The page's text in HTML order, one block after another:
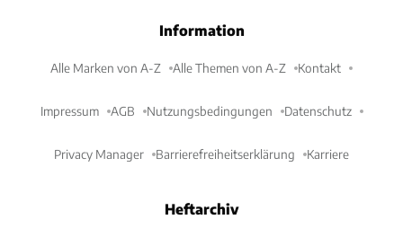
Information
Alle Marken von A-Z Alle Themen von A-Z Kontakt
Impressum AGB Nutzungsbedingungen Datenschutz
Privacy Manager Barrierefreiheitserklärung Karriere
Heftarchiv